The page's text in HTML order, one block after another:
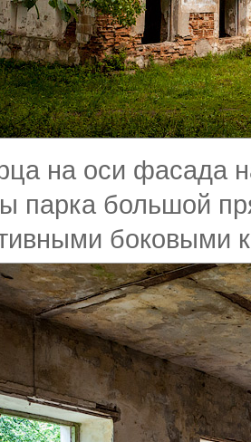
на оси фасада
парка большой
боковыми